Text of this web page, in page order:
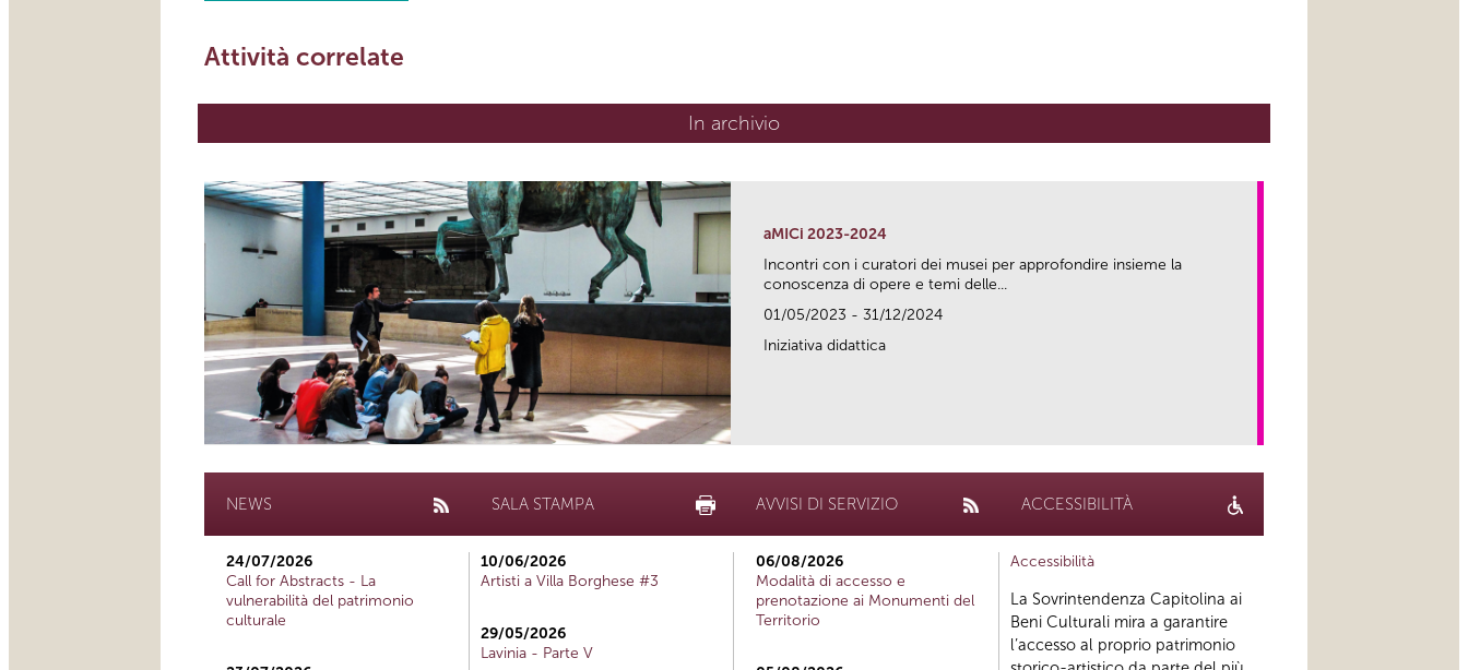
Attività correlate
In archivio
aMICi 2023-2024
Incontri con i curatori dei musei per approfondire insieme la
conoscenza di opere e temi delle...
01/05/2023 - 31/12/2024
Iniziativa didattica
NEWS
24/07/2026
Call for Abstracts - La
vulnerabilità del patrimonio
culturale
SALA STAMPA
10/06/2026
Artisti a Villa Borghese #3
29/05/2026
Lavinia - Parte V
AVVISI DI SERVIZIO
06/08/2026
Modalità di accesso e
prenotazione ai Monumenti del
Territorio
ACCESSIBILITÀ
Accessibilità
La Sovrintendenza Capitolina ai
Beni Culturali mira a garantire
l’accesso al proprio patrimonio